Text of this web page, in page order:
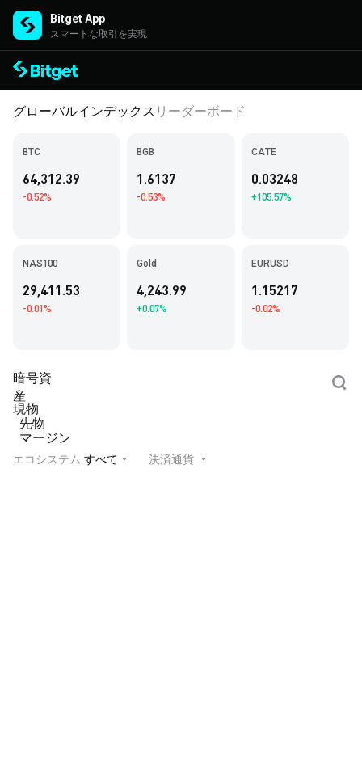
Bitget App
スマートな取引を実現
グローバルインデックス リーダーボード
BTC
64,312.39
-0.52%
BGB
1.6137
-0.53%
CATE
0.03248
+105.57%
NAS100
29,411.53
-0.01%
Gold
4,243.99
+0.07%
EURUSD
1.15217
-0.02%
暗号資
産
現物
先物
マージン
エコシステム すべて 決済通貨